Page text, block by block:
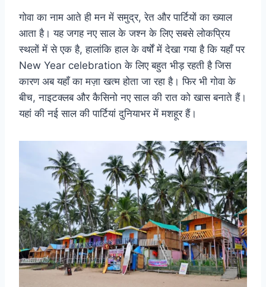
गोवा का नाम आते ही मन में समुद्र, रेत और पार्टियों का ख्याल
आता है। यह जगह नए साल के जश्न के लिए सबसे लोकप्रिय
स्थलों में से एक है, हालांकि हाल के वर्षों में देखा गया है कि यहाँ पर
New Year celebration के लिए बहुत भीड़ रहती है जिस
कारण अब यहाँ का मज़ा खत्म होता जा रहा है। फिर भी गोवा के
बीच, नाइटक्लब और कैसिनो नए साल की रात को खास बनाते हैं।
यहां की नई साल की पार्टियां दुनियाभर में मशहूर हैं।